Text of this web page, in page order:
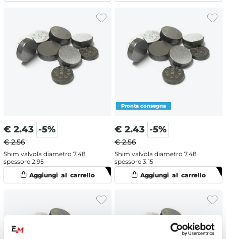
€ 2.43 -5%
€ 2.56
Shim valvola diametro 7.48
spessore 2.95
€ 2.43 -5%
€ 2.56
Shim valvola diametro 7.48
spessore 3.15